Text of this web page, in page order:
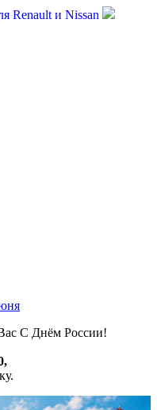
Renault и Nissan
С Днём России!